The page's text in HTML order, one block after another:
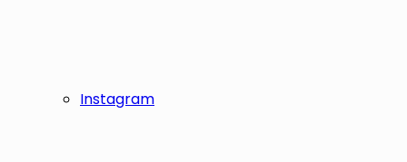
Instagram